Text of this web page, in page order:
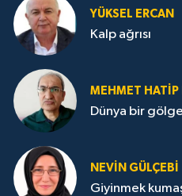
YÜKSEL ERCAN
Kalp ağrısı
MEHMET HATİP
Dünya bir
NEVİN GÜLÇEBİ
Giyinmek